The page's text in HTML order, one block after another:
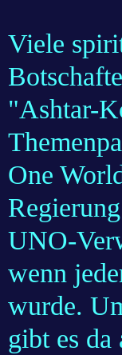
Viele
"Ashtar-
One
UNO-
wenn
wurde.
gibt es da